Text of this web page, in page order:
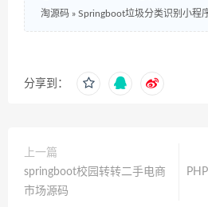
淘源码 » Springboot垃圾分类识别小程
分享到：
上一篇
springboot校园转转二手电商
市场源码